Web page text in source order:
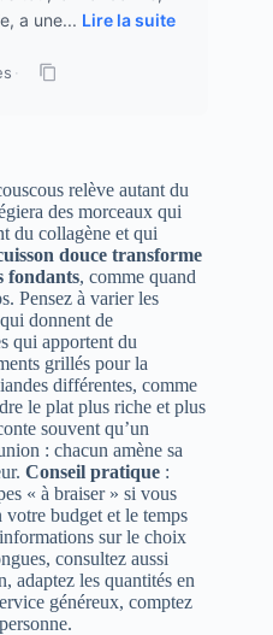
a une... Lire la suite
·
relève autant du
des morceaux qui
du collagène et qui
douce transforme
fondants, comme quand
Pensez à varier les
donnent de
qui apportent du
grillés pour la
différentes, comme
le plat plus riche et plus
souvent qu’un
: chacun amène sa
Conseil pratique :
« à braiser » si vous
budget et le temps
sur le choix
consultez aussi
adaptez les quantités en
généreux, comptez